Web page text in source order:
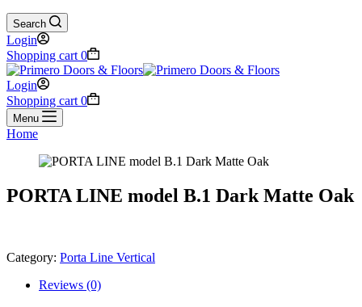
Search
Login
Shopping cart 0
Login
Shopping cart 0
Menu
Home
PORTA LINE model B.1 Dark Matte Oak
Category: Porta Line Vertical
Reviews (0)